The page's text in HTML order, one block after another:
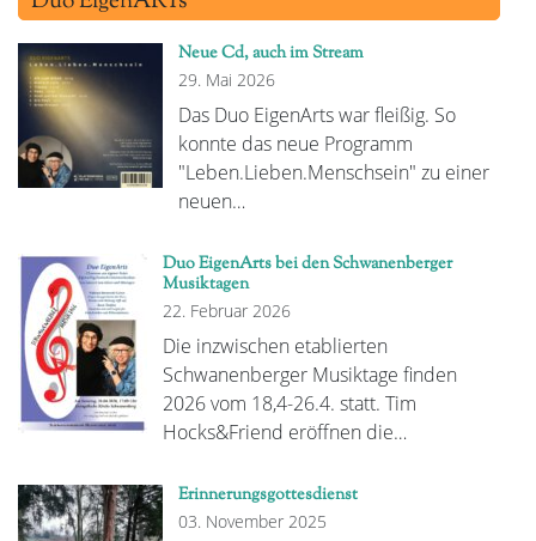
Neue Cd, auch im Stream
29. Mai 2026
Das Duo EigenArts war fleißig. So
konnte das neue Programm
"Leben.Lieben.Menschsein" zu einer
neuen…
Duo EigenArts bei den Schwanenberger
Musiktagen
22. Februar 2026
Die inzwischen etablierten
Schwanenberger Musiktage finden
2026 vom 18,4-26.4. statt. Tim
Hocks&Friend eröffnen die…
Erinnerungsgottesdienst
03. November 2025